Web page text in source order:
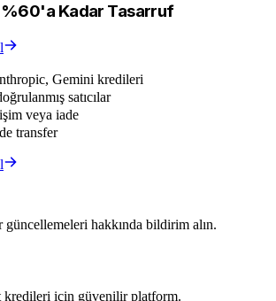
Kadar Tasarruf
Gemini kredileri
satıcılar
veya iade
transfer
güncellemeleri hakkında bildirim alın.
için güvenilir platform.